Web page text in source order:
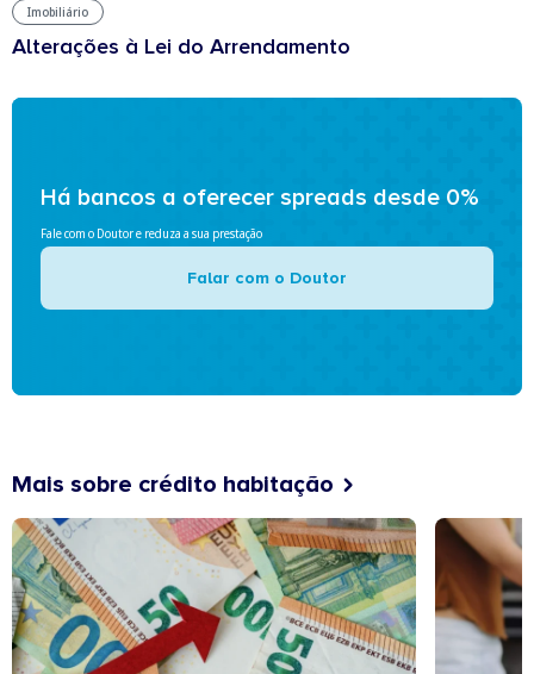
Imobiliário
Alterações à Lei do Arrendamento
Há bancos a oferecer spreads desde 0%
Fale com o Doutor e reduza a sua prestação
Falar com o Doutor
Mais sobre crédito habitação